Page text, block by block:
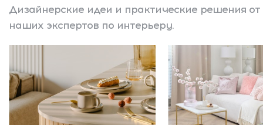
Дизайнерские идеи и практические решения от
наших экспертов по интерьеру.